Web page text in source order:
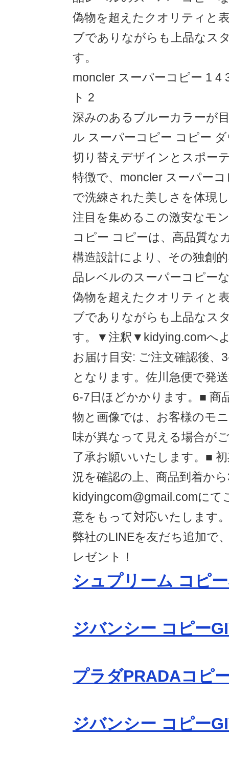
偽物を超えたクオリティと
ブでありながらも上品なス
す。
moncler スーパーコピー 1 4
ト 2
深みのあるブルーカラーが
ル スーパーコピー コピー
切り替えデザインとスポー
特徴で、moncler スーパー
で洗練された美しさを体現
注目を集めるこの激安なモ
コピー コピーは、高品質な
構造設計により、その独創
品レベルのスーパーコピー
偽物を超えたクオリティと
ブでありながらも上品なス
す。▼注釈▼kidying.comへ
お届け目安: ご注文確認後、
となります。佐川急便で発
6-7日ほどかかります。■ 商
物と画像では、お客様のモ
味が異なって見える場合が
了承お願いいたします。■
況を確認の上、商品到着か
kidyingcom@gmail.comにて
意をもって対応いたします
弊社のLINEを友だち追加で
レゼント！
シュプリーム コピ
ジバンシー コピー
プラダPRADAコピ
ジバンシー コピー